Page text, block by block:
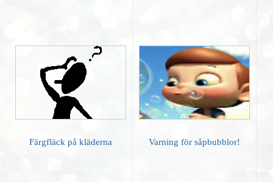
Färgfläck på kläderna Varning för såpbubblor!